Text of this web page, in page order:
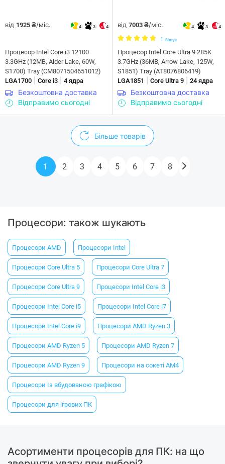
від 1925 ₴/міс. 4 3 4
Процесор Intel Core i3 12100
3.3GHz (12MB, Alder Lake, 60W,
S1700) Tray (CM8071504651012)
LGA1700
Core i3 4 ядра
Безкоштовна доставка
Відправимо сьогодні
від 7003 ₴/міс. 4 3 4
1 Відгук
Процесор Intel Core Ultra 9 285K
3.7GHz (36MB, Arrow Lake, 125W,
S1851) Tray (AT8076806419)
LGA1851
Core Ultra 9 24 ядра
Безкоштовна доставка
Відправимо сьогодні
Більше товарів
1 2 3 4 5 6 7 8
Процесори: також шукають
Процесори AMD Процесори Intel
Процесори Core Ultra 5 Процесори Core Ultra 7
Процесори Core Ultra 9 Процесори Intel Core i3
Процесори Intel Core i5 Процесори Intel Core i7
Процесори Intel Core i9 Процесори AMD Ryzen 3
Процесори AMD Ryzen 5 Процесори AMD Ryzen 7
Процесори AMD Ryzen 9 Процесори на сокеті АМ4
Процесори Із вбудованою графікою
Процесори для ігрових ПК
Асортименти процесорів для ПК: на що